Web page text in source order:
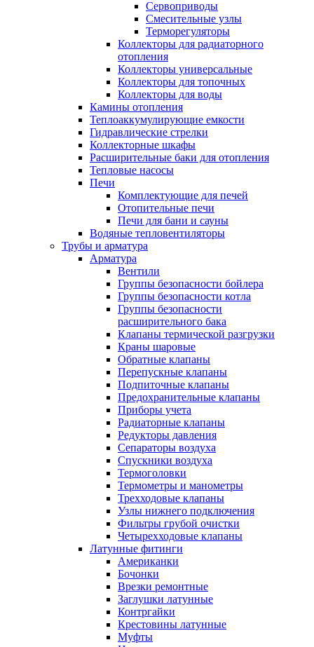
Сервоприводы
Смесительные узлы
Терморегуляторы
Коллекторы для радиаторного
отопления
Коллекторы универсальные
Коллекторы для топочных
Коллекторы для воды
Камины отопления
Теплоаккумулирующие емкости
Гидравлические стрелки
Коллекторные шкафы
Расширительные баки для отопления
Тепловые насосы
Печи
Комплектующие для печей
Отопительные печи
Печи для бани и сауны
Водяные тепловентиляторы
Трубы и арматура
Арматура
Вентили
Группы безопасности бойлера
Группы безопасности котла
Группы безопасности
расширительного бака
Клапаны термической разгрузки
Краны шаровые
Обратные клапаны
Перепускные клапаны
Подпиточные клапаны
Предохранительные клапаны
Приборы учета
Радиаторные клапаны
Редукторы давления
Сепараторы воздуха
Спускники воздуха
Термоголовки
Термометры и манометры
Трехходовые клапаны
Узлы нижнего подключения
Фильтры грубой очистки
Четырехходовые клапаны
Латунные фитинги
Американки
Бочонки
Врезки ремонтные
Заглушки латунные
Контргайки
Крестовины латунные
Муфты